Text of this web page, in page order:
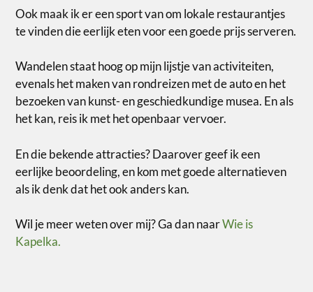
Ook maak ik er een sport van om lokale restaurantjes
te vinden die eerlijk eten voor een goede prijs serveren.
Wandelen staat hoog op mijn lijstje van activiteiten,
evenals het maken van rondreizen met de auto en het
bezoeken van kunst- en geschiedkundige musea. En als
het kan, reis ik met het openbaar vervoer.
En die bekende attracties? Daarover geef ik een
eerlijke beoordeling, en kom met goede alternatieven
als ik denk dat het ook anders kan.
Wil je meer weten over mij? Ga dan naarWie is
Kapelka.